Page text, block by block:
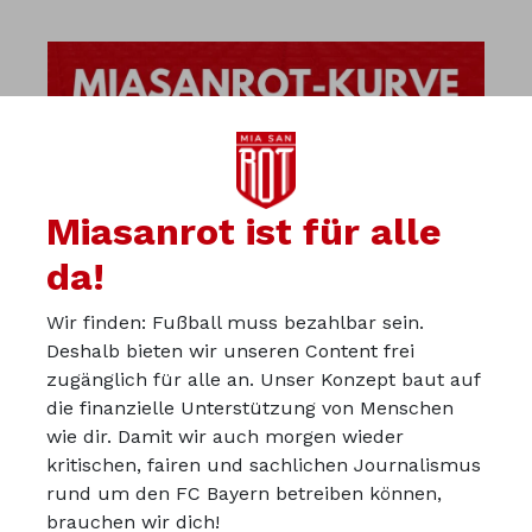
Werbepartner werden
Miasanrot ist für alle
da!
Wir finden: Fußball muss bezahlbar sein.
Deshalb bieten wir unseren Content frei
zugänglich für alle an. Unser Konzept baut auf
die finanzielle Unterstützung von Menschen
wie dir. Damit wir auch morgen wieder
kritischen, fairen und sachlichen Journalismus
rund um den FC Bayern betreiben können,
brauchen wir dich!